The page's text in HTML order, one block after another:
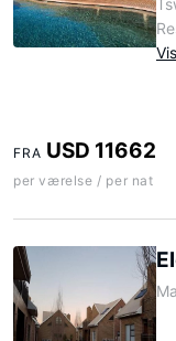
FRA USD 11662
per værelse / per nat